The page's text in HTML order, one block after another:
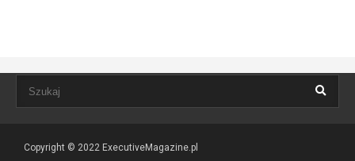
Copyright © 2022 ExecutiveMagazine.pl